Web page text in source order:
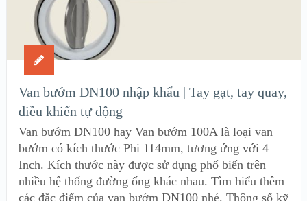
Van bướm DN100 nhập khẩu | Tay gạt, tay quay,
điều khiển tự động
Van bướm DN100 hay Van bướm 100A là loại van
bướm có kích thước Phi 114mm, tương ứng với 4
Inch. Kích thước này được sử dụng phổ biến trên
nhiều hệ thống đường ống khác nhau. Tìm hiểu thêm
các đặc điểm của van bướm DN100 nhé. Thông số kỹ